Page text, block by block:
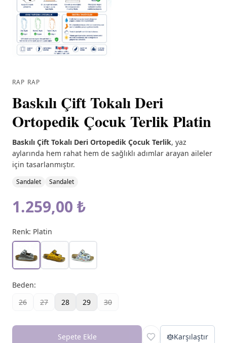
RAP RAP
Baskılı Çift Tokalı Deri
Ortopedik Çocuk Terlik Platin
Baskılı Çift Tokalı Deri Ortopedik Çocuk Terlik, yaz
aylarında hem rahat hem de sağlıklı adımlar arayan aileler
için tasarlanmıştır.
Sandalet Sandalet
1.259,00 ₺
Renk: Platin
Beden:
26
27 28 29 30
Sepete Ekle Karşılaştır